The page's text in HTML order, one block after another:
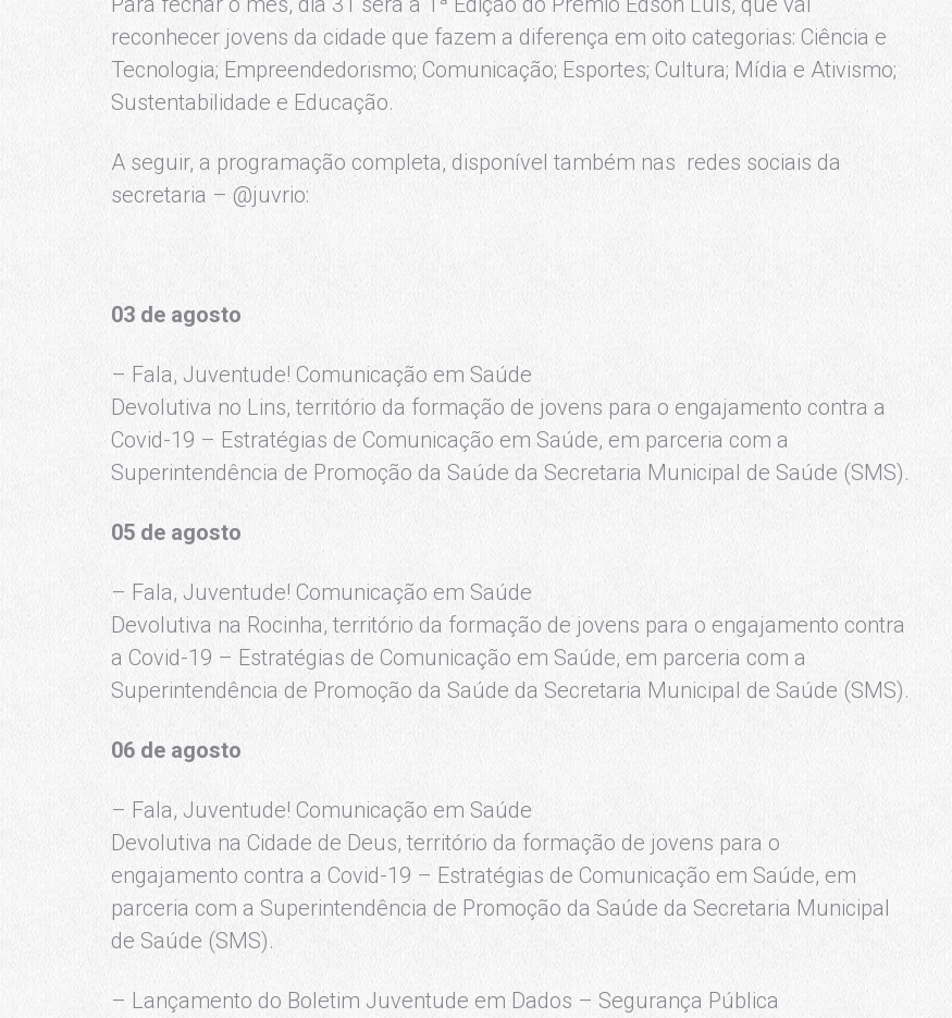
reconhecer jovens da cidade que fazem a diferença em oito categorias: Ciência e
Tecnologia; Empreendedorismo; Comunicação; Esportes; Cultura; Mídia e Ativismo;
Sustentabilidade e Educação.
A seguir, a programação completa, disponível também nas redes sociais da
secretaria – @juvrio:
03 de agosto
– Fala, Juventude! Comunicação em Saúde
Devolutiva no Lins, território da formação de jovens para o engajamento contra a
Covid-19 – Estratégias de Comunicação em Saúde, em parceria com a
Superintendência de Promoção da Saúde da Secretaria Municipal de Saúde (SMS).
05 de agosto
– Fala, Juventude! Comunicação em Saúde
Devolutiva na Rocinha, território da formação de jovens para o engajamento contra
a Covid-19 – Estratégias de Comunicação em Saúde, em parceria com a
Superintendência de Promoção da Saúde da Secretaria Municipal de Saúde (SMS).
06 de agosto
– Fala, Juventude! Comunicação em Saúde
Devolutiva na Cidade de Deus, território da formação de jovens para o
engajamento contra a Covid-19 – Estratégias de Comunicação em Saúde, em
parceria com a Superintendência de Promoção da Saúde da Secretaria Municipal
de Saúde (SMS).
– Lançamento do Boletim Juventude em Dados – Segurança Pública